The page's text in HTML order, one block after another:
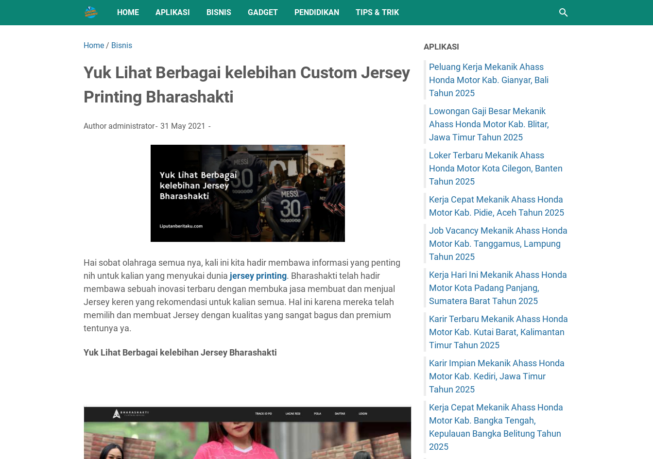
HOME APLIKASI BISNIS GADGET PENDIDIKAN TIPS & TRIK
Home / Bisnis
Yuk Lihat Berbagai kelebihan Custom Jersey
Printing Bharashakti
Author administrator 31 May 2021
Hai sobat olahraga semua nya, kali ini kita hadir membawa informasi yang penting
nih untuk kalian yang menyukai dunia jersey printing. Bharashakti telah hadir
membawa sebuah inovasi terbaru dengan membuka jasa membuat dan menjual
Jersey keren yang rekomendasi untuk kalian semua. Hal ini karena mereka telah
memilih dan membuat Jersey dengan kualitas yang sangat bagus dan premium
tentunya ya.
Yuk Lihat Berbagai kelebihan Jersey Bharashakti
APLIKASI
Peluang Kerja Mekanik Ahass
Honda Motor Kab. Gianyar, Bali
Tahun 2025
Lowongan Gaji Besar Mekanik
Ahass Honda Motor Kab. Blitar,
Jawa Timur Tahun 2025
Loker Terbaru Mekanik Ahass
Honda Motor Kota Cilegon, Banten
Tahun 2025
Kerja Cepat Mekanik Ahass Honda
Motor Kab. Pidie, Aceh Tahun 2025
Job Vacancy Mekanik Ahass Honda
Motor Kab. Tanggamus, Lampung
Tahun 2025
Kerja Hari Ini Mekanik Ahass Honda
Motor Kota Padang Panjang,
Sumatera Barat Tahun 2025
Karir Terbaru Mekanik Ahass Honda
Motor Kab. Kutai Barat, Kalimantan
Timur Tahun 2025
Karir Impian Mekanik Ahass Honda
Motor Kab. Kediri, Jawa Timur
Tahun 2025
Kerja Cepat Mekanik Ahass Honda
Motor Kab. Bangka Tengah,
Kepulauan Bangka Belitung Tahun
2025